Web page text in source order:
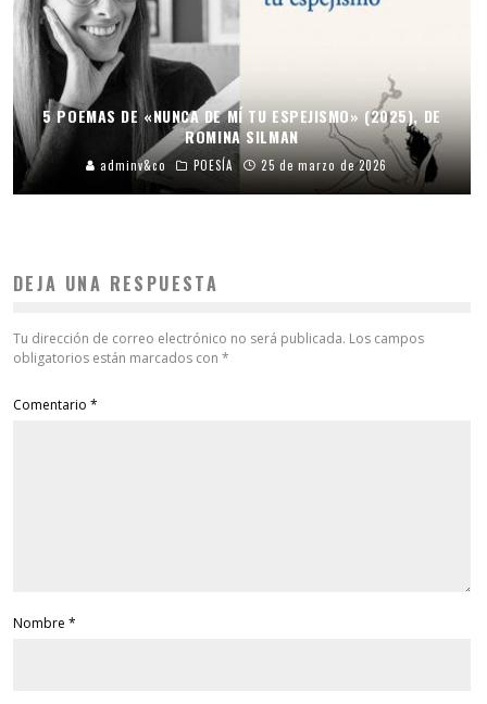
5 POEMAS DE «NUNCA DE MÍ TU ESPEJISMO» (2025), DE
ROMINA SILMAN
adminv&co POESÍA 25 de marzo de 2026
DEJA UNA RESPUESTA
Tu dirección de correo electrónico no será publicada. Los campos
obligatorios están marcados con *
Comentario *
Nombre *